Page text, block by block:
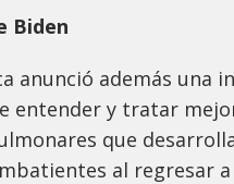
Biden
anunció además una
entender y tratar
que
al regresar a